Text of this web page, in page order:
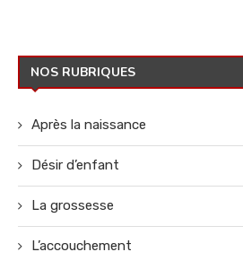
NOS RUBRIQUES
Après la naissance
Désir d’enfant
La grossesse
L’accouchement